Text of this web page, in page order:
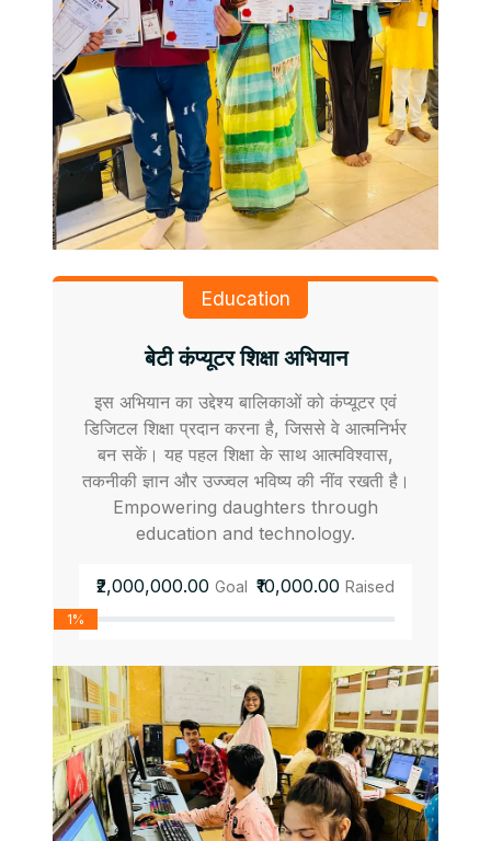
Education
बेटी कंप्यूटर शिक्षा अभियान
इस अभियान का उद्देश्य बालिकाओं को कंप्यूटर एवं
डिजिटल शिक्षा प्रदान करना है, जिससे वे आत्मनिर्भर
बन सकें। यह पहल शिक्षा के साथ आत्मविश्वास,
तकनीकी ज्ञान और उज्ज्वल भविष्य की नींव रखती है।
Empowering daughters through
education and technology.
₹2,000,000.00 Goal ₹10,000.00 Raised
1%